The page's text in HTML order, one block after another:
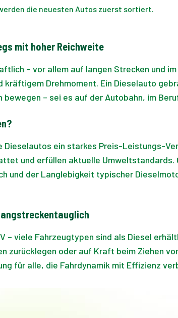
die neuesten Autos zuerst sortiert.
mit hoher Reichweite
– vor allem auf langen Strecken und
kräftigem Drehmoment. Ein Dieselauto
– sei es auf der Autobahn, im
Dieselautos ein starkes Preis-Leistungs-
und erfüllen aktuelle Umweltstandards.
der Langlebigkeit typischer
– viele Fahrzeugtypen sind als Diesel
zurücklegen oder auf Kraft beim Ziehen
für alle, die Fahrdynamik mit Effizienz